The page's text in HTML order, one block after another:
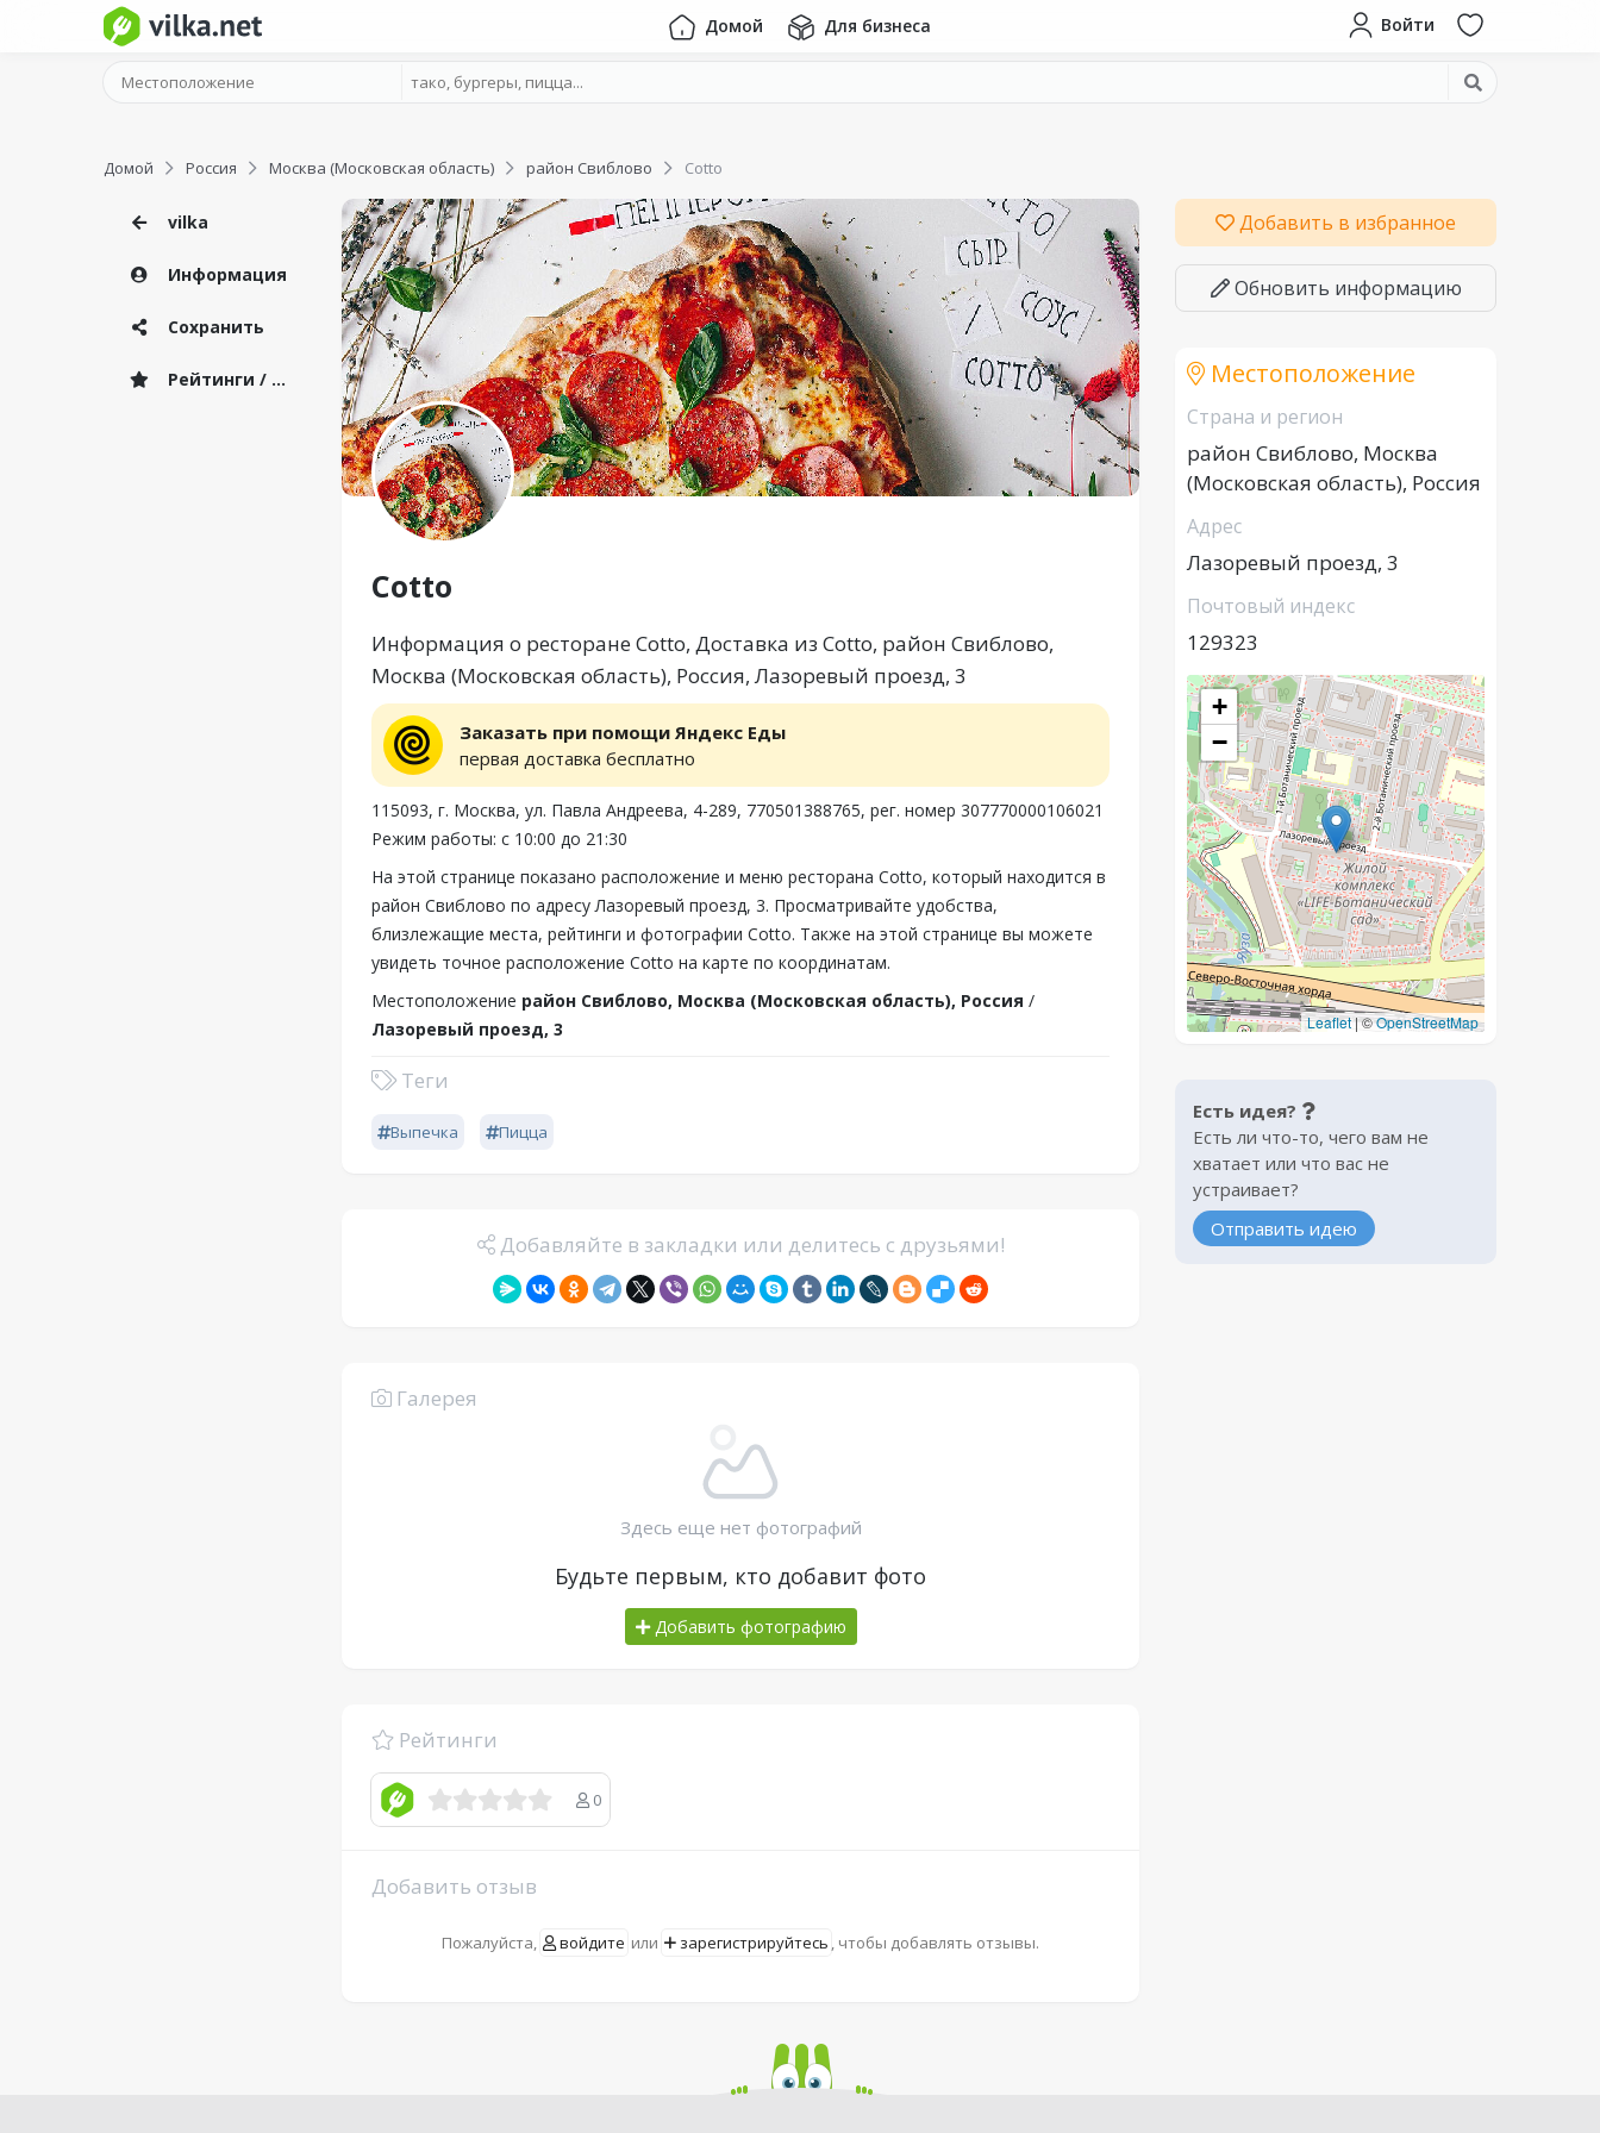
Домой Для бизнеса Войти
Домой Россия Москва (Московская область) район Свиблово Cotto
vilka
Информация
Сохранить
Рейтинги / Отзывы
Cotto
Информация о ресторане Cotto, Доставка из Cotto, район Свиблово,
Москва (Московская область), Россия, Лазоревый проезд, 3
Заказать при помощи Яндекс Еды
первая доставка бесплатно
115093, г. Москва, ул. Павла Андреева, 4-289, 770501388765, рег. номер 307770000106021
Режим работы: с 10:00 до 21:30
На этой странице показано расположение и меню ресторана Cotto, который находится в
район Свиблово по адресу Лазоревый проезд, 3. Просматривайте удобства,
близлежащие места, рейтинги и фотографии Cotto. Также на этой странице вы можете
увидеть точное расположение Cotto на карте по координатам.
Местоположение район Свиблово, Москва (Московская область), Россия /
Лазоревый проезд, 3
Теги
Выпечка Пицца
Добавляйте в закладки или делитесь с друзьями!
Галерея
Здесь еще нет фотографий
Будьте первым, кто добавит фото
Добавить фотографию
Рейтинги
0
Добавить отзыв
Пожалуйста, войдите или зарегистрируйтесь , чтобы добавлять отзывы.
Добавить в избранное
Обновить информацию
Местоположение
Страна и регион
район Свиблово, Москва
(Московская область), Россия
Адрес
Лазоревый проезд, 3
Почтовый индекс
129323
+
−
Leaflet|©OpenStreetMap
Есть идея?
Есть ли что-то, чего вам не
хватает или что вас не
устраивает?
Отправить идею